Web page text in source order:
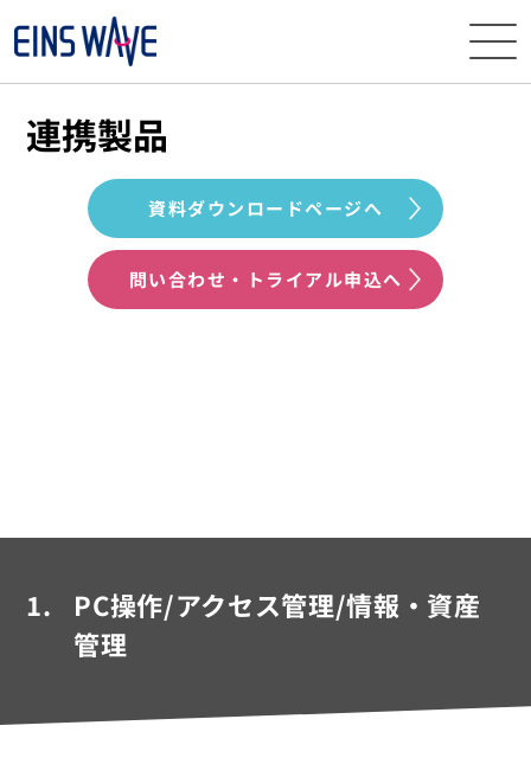
ニュース
イベント・セミナー
連携製品
資料ダウンロードページへ
問い合わせ・トライアル申込へ
1.
PC操作/アクセス管理/情報・資産
管理